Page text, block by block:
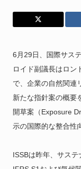
6月29日、国際サス
ロイド副議長はロン
で、企業の自然関連
新たな指針案の概要
開草案（Exposure
示の国際的な整合性
ISSBは昨年、サス